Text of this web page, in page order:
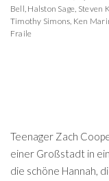
Bell, Halston Sage, Steven
Timothy Simons, Ken
Fraile
Teenager Zach
einer Großstadt in
die schöne Hannah,